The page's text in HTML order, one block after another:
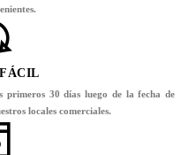
primeros 30 días luego de la fecha de
locales comerciales.